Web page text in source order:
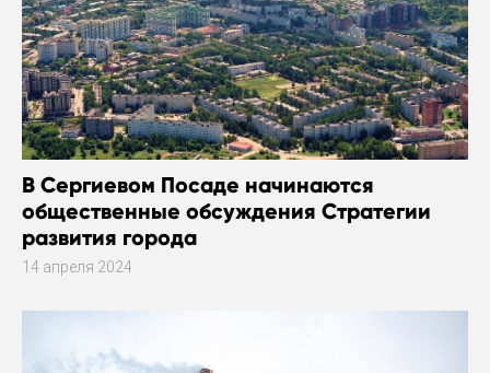
В Сергиевом Посаде начинаются
общественные обсуждения Стратегии
развития города
14 апреля 2024